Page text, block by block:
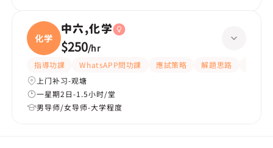
化学
中六,化学
$250/hr
指導功課 WhatsAPP問功課 應試策略 解題思路
上门补习-观塘
一星期2日-1.5小时/堂
男导师/女导师-大学程度